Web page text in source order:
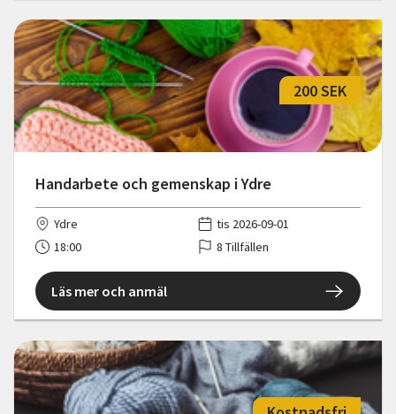
Handarbete och gemenskap i Ydre
200 SEK
Ydre
tis 2026-09-01
18:00
8 Tillfällen
Läs mer och anmäl